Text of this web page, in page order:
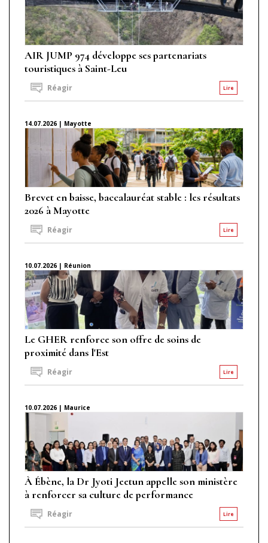
AIR JUMP 974 développe ses partenariats
touristiques à Saint-Leu
Lire
Réagir
14.07.2026 | Mayotte
Brevet en baisse, baccalauréat stable : les résultats
2026 à Mayotte
Lire
Réagir
10.07.2026 | Réunion
Le GHER renforce son offre de soins de
proximité dans l'Est
Lire
Réagir
10.07.2026 | Maurice
À Ébène, la Dr Jyoti Jeetun appelle son ministère
à renforcer sa culture de performance
Lire
Réagir